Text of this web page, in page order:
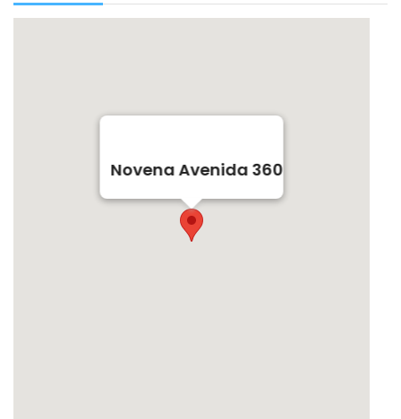
Novena Avenida 360